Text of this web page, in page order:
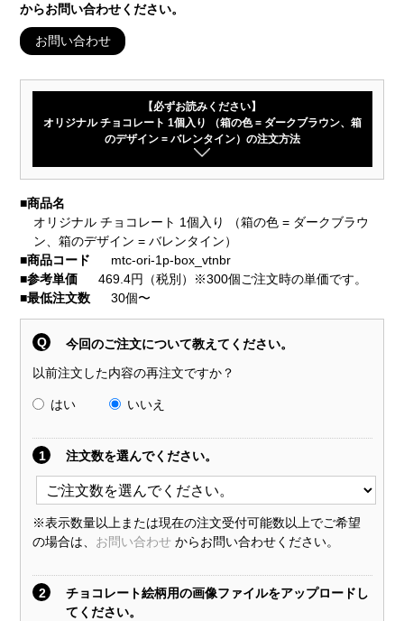
からお問い合わせください。
お問い合わせ
【必ずお読みください】
オリジナル チョコレート 1個入り （箱の色 = ダークブラウン、箱
のデザイン = バレンタイン）の注文方法
■商品名
オリジナル チョコレート 1個入り （箱の色 = ダークブラウ
ン、箱のデザイン = バレンタイン）
■商品コード
mtc-ori-1p-box_vtnbr
■参考単価
469.4円（税別）※300個ご注文時の単価です。
■最低注文数 30個〜
Q 今回のご注文について教えてください。
以前注文した内容の再注文ですか？
はい いいえ
1 注文数を選んでください。
※表示数量以上または現在の注文受付可能数以上でご希望
の場合は、 お問い合わせ からお問い合わせください。
2
チョコレート絵柄用の画像ファイルをアップロードし
てください。